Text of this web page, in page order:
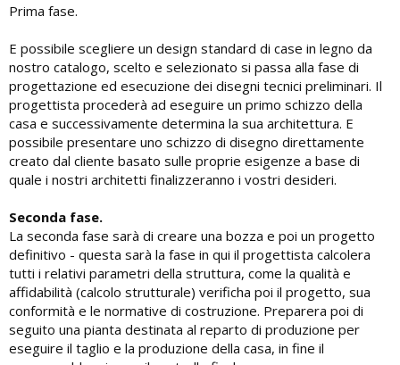
Prima fase.
E possibile scegliere un design standard di case in legno da
nostro catalogo, scelto e selezionato si passa alla fase di
progettazione ed esecuzione dei disegni tecnici preliminari. Il
progettista procederà ad eseguire un primo schizzo della
casa e successivamente determina la sua architettura. E
possibile presentare uno schizzo di disegno direttamente
creato dal cliente basato sulle proprie esigenze a base di
quale i nostri architetti finalizzeranno i vostri desideri.
Seconda fase.
La seconda fase sarà di creare una bozza e poi un progetto
definitivo - questa sarà la fase in qui il progettista calcolera
tutti i relativi parametri della struttura, come la qualità e
affidabilità (calcolo strutturale) verificha poi il progetto, sua
conformità e le normative di costruzione. Preparera poi di
seguito una pianta destinata al reparto di produzione per
eseguire il taglio e la produzione della casa, in fine il